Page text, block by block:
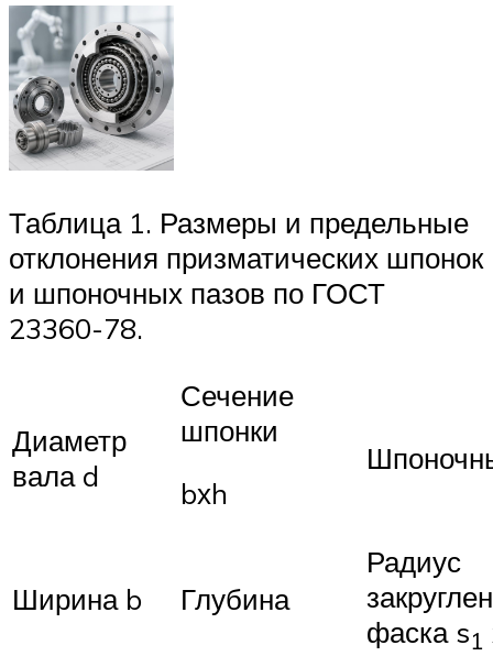
Таблица 1. Размеры и предельные
отклонения призматических шпонок
и шпоночных пазов по ГОСТ
23360-78.
Диаметр
вала d
Сечение
шпонки
bхh
Ширина b Глубина
Радиус
фаска s1